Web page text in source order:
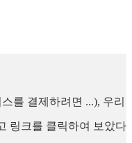
를 결제하려면 ...), 우리
링크를 클릭하여 보았다